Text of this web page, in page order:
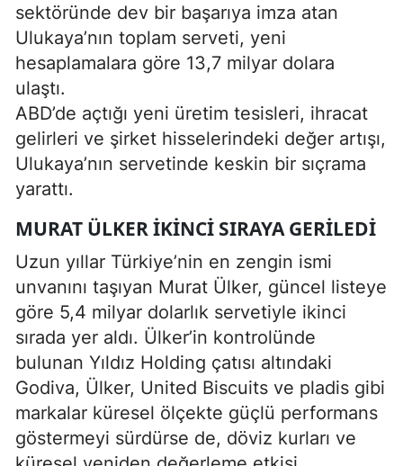
sektöründe dev bir başarıya imza atan
Ulukaya’nın toplam serveti, yeni
hesaplamalara göre 13,7 milyar dolara
ulaştı.
ABD’de açtığı yeni üretim tesisleri, ihracat
gelirleri ve şirket hisselerindeki değer artışı,
Ulukaya’nın servetinde keskin bir sıçrama
yarattı.
MURAT ÜLKER İKINCI SIRAYA GERILEDI
Uzun yıllar Türkiye’nin en zengin ismi
unvanını taşıyan Murat Ülker, güncel listeye
göre 5,4 milyar dolarlık servetiyle ikinci
sırada yer aldı. Ülker’in kontrolünde
bulunan Yıldız Holding çatısı altındaki
Godiva, Ülker, United Biscuits ve pladis gibi
markalar küresel ölçekte güçlü performans
göstermeyi sürdürse de, döviz kurları ve